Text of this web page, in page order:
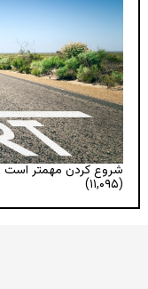
شروع کردن مهمتر است
(۱۱,۰۹۵)